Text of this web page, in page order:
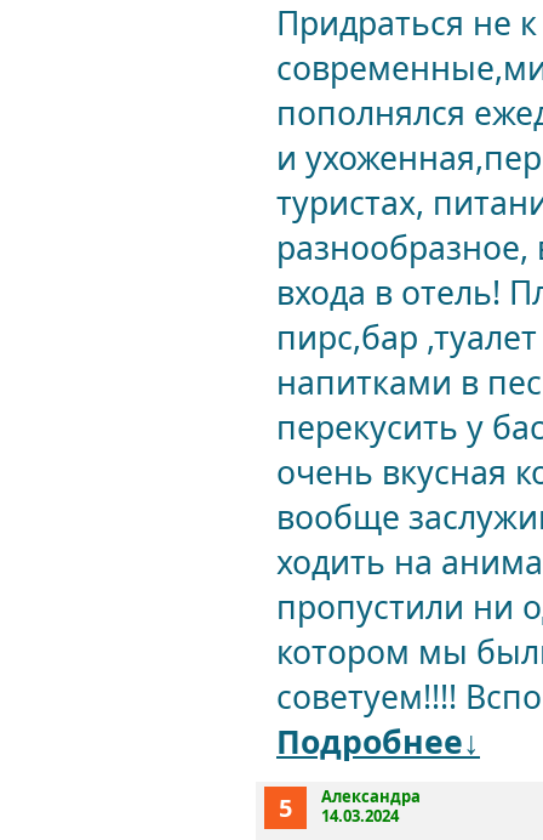
Придраться не
пополнялся
и
туристах,
входа в отель!
пирс,бар
напитками в
перекусить у
очень вкусная
вообще
ходить на
пропустили ни
котором мы
советуем!!!!
Подробнее↓
5
Александра
14.03.2024